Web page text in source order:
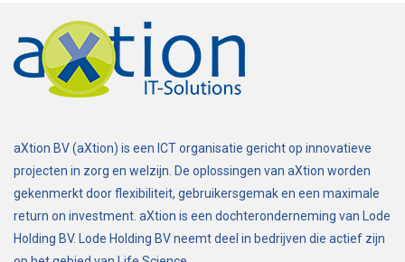
aXtion BV (aXtion) is een ICT organisatie gericht op innovatieve
projecten in zorg en welzijn. De oplossingen van aXtion worden
gekenmerkt door flexibiliteit, gebruikersgemak en een maximale
return on investment. aXtion is een dochteronderneming van Lode
Holding BV. Lode Holding BV neemt deel in bedrijven die actief zijn